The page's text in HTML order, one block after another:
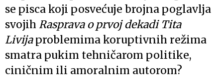
se pisca koji posvećuje brojna poglavlja
svojih Rasprava o prvoj dekadi Tita
Livijaproblemima koruptivnih režima
smatra pukim tehničarom politike,
ciničnim ili amoralnim autorom?